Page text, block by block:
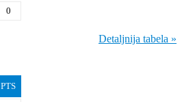
0
Detaljnija tabela »
PTS